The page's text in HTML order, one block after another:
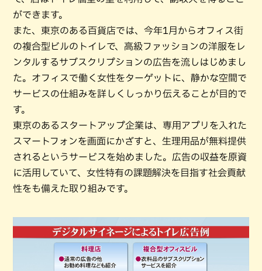
ができます。
また、東京のある百貨店では、今年1月からオフィス街
の複合型ビルのトイレで、高級ファッションの洋服をレ
ンタルするサブスクリプションの広告を流しはじめまし
た。オフィスで働く女性をターゲットに、静かな空間で
サービスの仕組みを詳しくしっかり伝えることが目的で
す。
東京のあるスタートアップ企業は、専用アプリを入れた
スマートフォンを画面にかざすと、生理用品が無料提供
されるというサービスを始めました。広告の収益を原資
に活用していて、女性特有の課題解決を目指す社会貢献
性をも備えた取り組みです。